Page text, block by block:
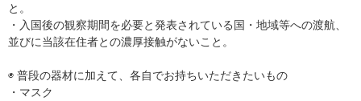
と。
・入国後の観察期間を必要と発表されている国・地域等への渡航、
並びに当該在住者との濃厚接触がないこと。
◉ 普段の器材に加えて、各自でお持ちいただきたいもの
・マスク